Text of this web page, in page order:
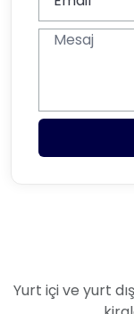
Yurt içi ve yurt